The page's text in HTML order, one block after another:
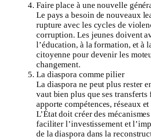
Faire place à une nouvelle
Le pays a besoin de nouveaux
rupture avec les cycles de
corruption. Les jeunes doivent
l’éducation, à la formation, et à
citoyenne pour devenir les
changement.
La diaspora comme pilier
La diaspora ne peut plus rester
vaut bien plus que ses
apporte compétences, réseaux
L’État doit créer des
faciliter l’investissement et
de la diaspora dans la